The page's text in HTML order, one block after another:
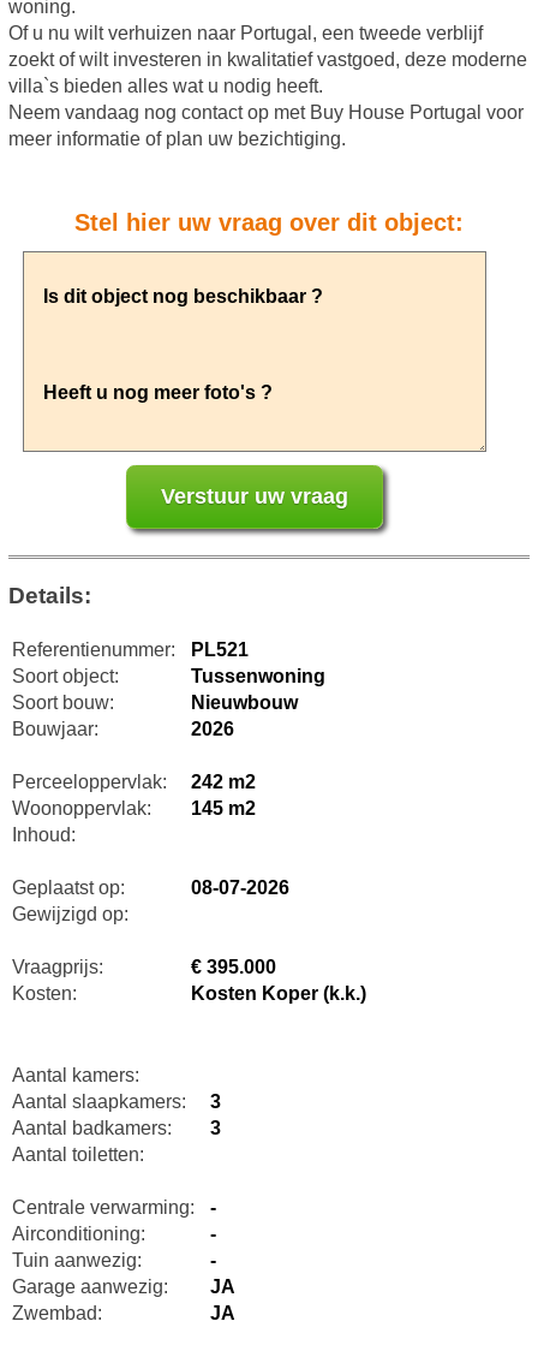
woning.
Of u nu wilt verhuizen naar Portugal, een tweede verblijf
zoekt of wilt investeren in kwalitatief vastgoed, deze moderne
villa`s bieden alles wat u nodig heeft.
Neem vandaag nog contact op met Buy House Portugal voor
meer informatie of plan uw bezichtiging.
Stel hier uw vraag over dit object:
Details:
Referentienummer:
PL521
Soort object:
Tussenwoning
Soort bouw:
Nieuwbouw
Bouwjaar:
2026
Perceeloppervlak:
242 m2
Woonoppervlak:
145 m2
Inhoud:
Geplaatst op:
08-07-2026
Gewijzigd op:
Vraagprijs:
€ 395.000
Kosten:
Kosten Koper (k.k.)
Aantal kamers:
Aantal slaapkamers:
3
Aantal badkamers:
3
Aantal toiletten:
Centrale verwarming:
-
Airconditioning:
-
Tuin aanwezig:
-
Garage aanwezig:
JA
Zwembad:
JA